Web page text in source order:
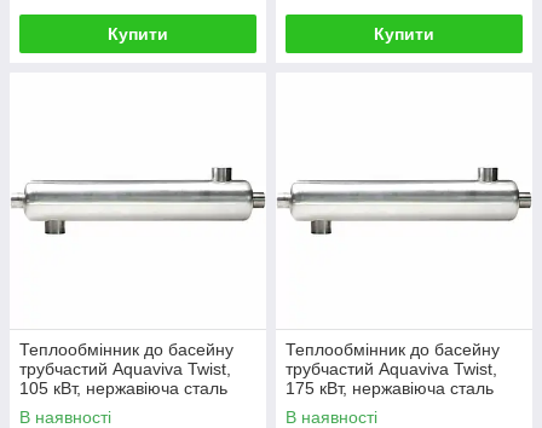
Купити Купити
Теплообмінник до басейну
трубчастий Aquaviva Twist,
105 кВт, нержавіюча сталь
304L
В наявності
Теплообмінник до басейну
трубчастий Aquaviva Twist,
175 кВт, нержавіюча сталь
304L
В наявності